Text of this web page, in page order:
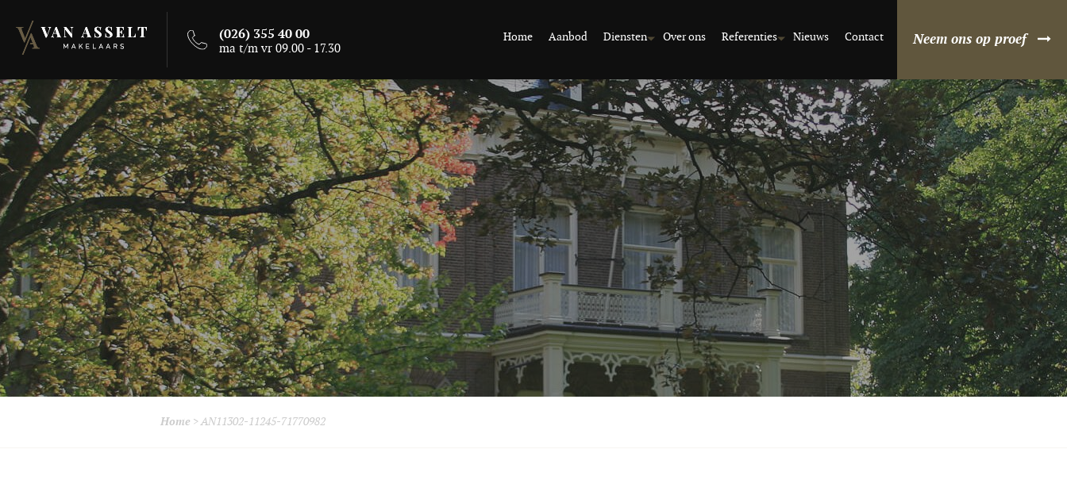
(026) 355 40 00
ma t/m vr 09.00 - 17.30
Home Aanbod Diensten Over ons Referenties Nieuws Contact Neem ons op proef
Home >AN11302-11245-71770982